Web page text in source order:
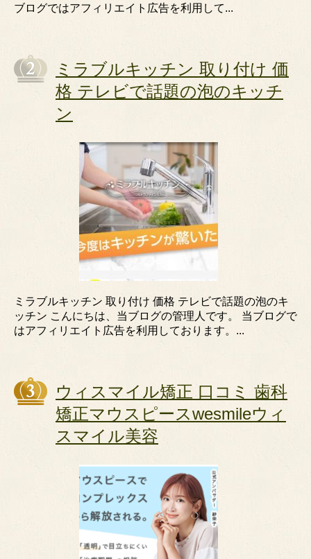
ブログではアフィリエイト広告を利用して...
ミラブルキッチン 取り付け 価
格 テレビで話題の泡のキッチ
ン
ミラブルキッチン 取り付け 価格 テレビで話題の泡のキ
ッチン こんにちは、当ブログの管理人です。 当ブログで
はアフィリエイト広告を利用しております。...
ウィスマイル矯正 口コミ 歯科
矯正マウスピースwesmileウィ
スマイル美容